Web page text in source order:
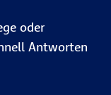
oder
Antworten